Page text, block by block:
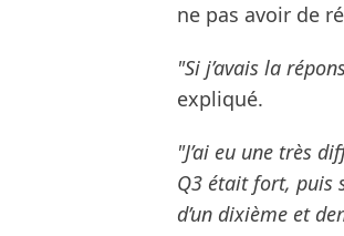
ne pas avoir de
"Si j’avais la
expliqué.
"J’ai eu une très
Q3 était fort, puis
d’un dixième et